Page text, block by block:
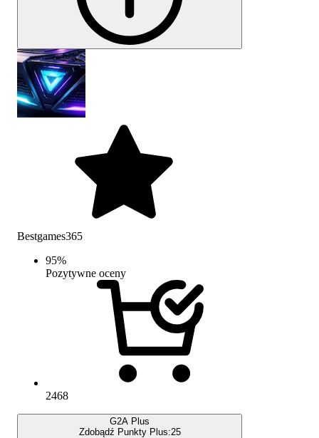
Bestgames365
95%
Pozytywne oceny
2468
G2A Plus
Zdobądź Punkty Plus:25